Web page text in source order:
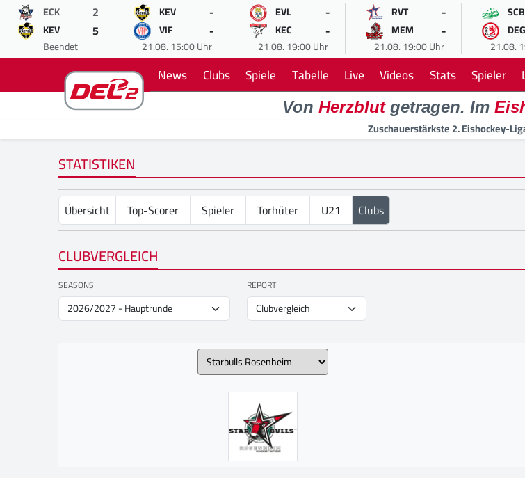
ECK 2
KEV 5
Beendet
KEV -
VIF -
21.08. 15:00 Uhr
EVL -
KEC -
21.08. 19:00 Uhr
RVT -
MEM -
21.08. 19:00 Uhr
SCB
DEG
21.08.
News Clubs Spiele Tabelle Live Videos Stats Spieler
Von Herzblutgetragen. Im
Zuschauerstärkste 2. Eishockey-
STATISTIKEN
Übersicht Top-Scorer Spieler Torhüter U21 Clubs
CLUBVERGLEICH
SEASONS REPORT